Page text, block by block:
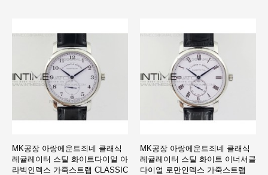
MK공장 아랑에운트죄네 클래식
레귤레이터 스틸 화이트다이얼 아
라빅인덱스 가죽스트랩 CLASSIC
MK공장 아랑에운트죄네 클래식
레귤레이터 스틸 화이트 이너서클
다이얼 로만인덱스 가죽스트랩